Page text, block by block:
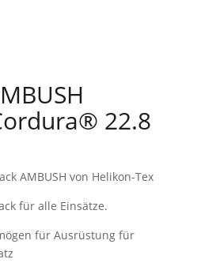
22.8
AMBUSH von Helikon-Tex
für alle Einsätze.
für Ausrüstung für